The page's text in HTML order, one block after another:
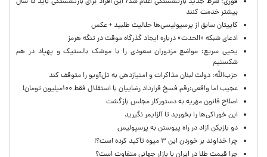
بیشتر خدمت کنند
کاپیتان سابق از پرسپولیسی‌ها حلالیت طلبید + عکس
ادعای شبکه «الحدث» درباره ایجاد گذرگاه موقت در تنگه هرمز
یحیی سریع: مواضع مزدوران سعودی را با موشک بالستیک و پهپاد در هم
شکستیم
حزب‌الله: دولت لبنان مذاکرات و امتیازدهی به تل‌آویو را متوقف کند
عجیب اما واقعی:رقم فسخ قرارداد رضاییان با استقلال فقط ۱۰۰میلیون تومان!
اصلاح قانون مهریه به دستورکار مجلس بازگشت
این خوراکی‌ها را بخورید تا آلزایمر نگیرید
دو بازیکن آزاد در راه پیوستن به پرسپولیس
چرا خداوند بر خوردن این ۳ میوه تأکید کرده است؟!
چرا قیمت طلا در ایران با بازار جهانی متفاوت است؟